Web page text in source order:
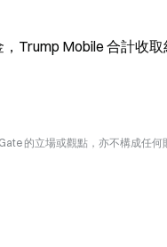
Trump Mobile 合計收
的立場或觀點，亦不構成任